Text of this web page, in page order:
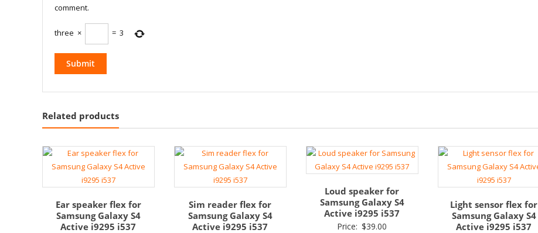
comment.
three × = 3
Related products
Ear speaker flex for
Samsung Galaxy S4
Active i9295 i537
Sim reader flex for
Samsung Galaxy S4
Active i9295 i537
Loud speaker for
Samsung Galaxy S4
Active i9295 i537
Price: $39.00
Light sensor flex for
Samsung Galaxy S4
Active i9295 i537